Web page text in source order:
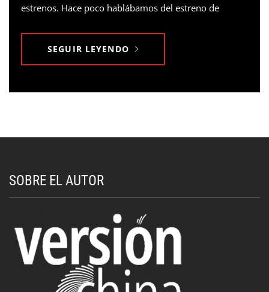
estrenos. Hace poco hablábamos del estreno de
SEGUIR LEYENDO
SOBRE EL AUTOR